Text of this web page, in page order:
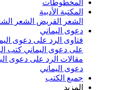
الأدبية
الشعر الشعبي
اليماني
الرد على دعوى اليماني المكتبة
دعوى اليماني كتب الرد على دعوى
الرد على دعوى اليماني